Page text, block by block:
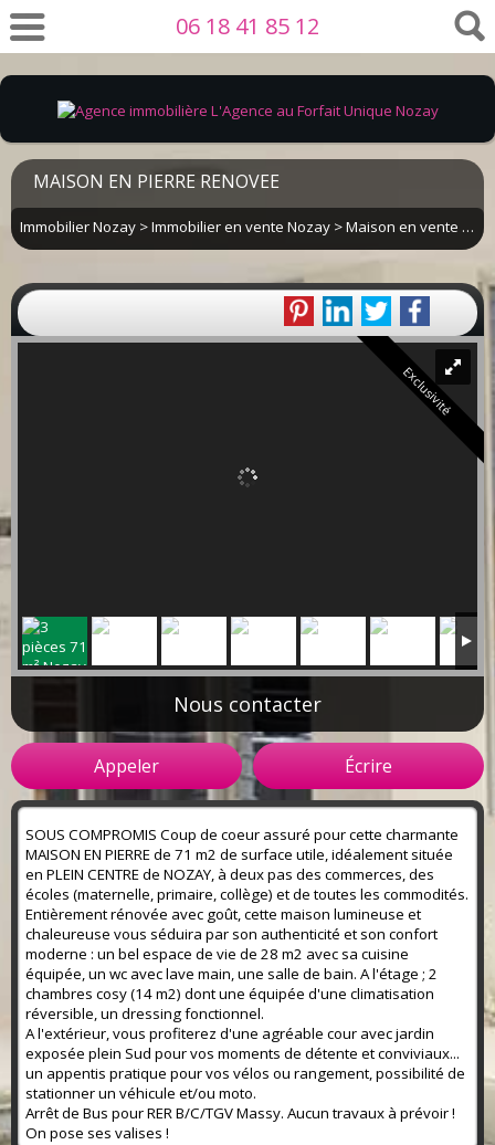
06 18 41 85 12
MAISON EN PIERRE RENOVEE
Immobilier Nozay >Immobilier en vente Nozay >Maison en vente Nozay
Exclusivité
Nous contacter
Appeler Écrire
SOUS COMPROMIS Coup de coeur assuré pour cette charmante
MAISON EN PIERRE de 71 m2 de surface utile, idéalement située
en PLEIN CENTRE de NOZAY, à deux pas des commerces, des
écoles (maternelle, primaire, collège) et de toutes les commodités.
Entièrement rénovée avec goût, cette maison lumineuse et
chaleureuse vous séduira par son authenticité et son confort
moderne : un bel espace de vie de 28 m2 avec sa cuisine
équipée, un wc avec lave main, une salle de bain. A l'étage ; 2
chambres cosy (14 m2) dont une équipée d'une climatisation
réversible, un dressing fonctionnel.
A l'extérieur, vous profiterez d'une agréable cour avec jardin
exposée plein Sud pour vos moments de détente et conviviaux...
un appentis pratique pour vos vélos ou rangement, possibilité de
stationner un véhicule et/ou moto.
Arrêt de Bus pour RER B/C/TGV Massy. Aucun travaux à prévoir !
On pose ses valises !